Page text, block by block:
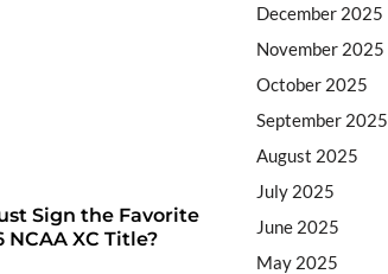
Sign the Favorite
NCAA XC Title?
December 2025
November 2025
October 2025
September 2025
August 2025
July 2025
June 2025
May 2025